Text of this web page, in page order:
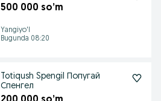
500 000 so’m
Yangiyo'l
Bugunda 08:20
Totiqush Spengil Попугай
Спенгел